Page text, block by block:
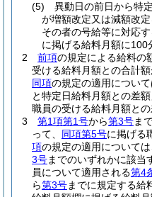
(5)
異動日の前日から特
が増額改定又は減額改
その者の号給等に対応
に掲げる給料月額に
2
前項の規定による給料の
受ける給料月額との合計
同項の規定の適用について
と特定日給料月額との差
職員の受ける給料月額との
3
第1項第1号から第3号ま
って、 同項第5号に掲げる
項の規定の適用について
3号までのいずれかに該当
員について適用される第4
ら第3号までに規定する給